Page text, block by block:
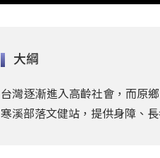
大綱
台灣逐漸進入高齡社會，而原
寒溪部落文健站，提供身障、